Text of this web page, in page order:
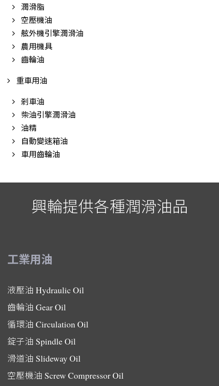
潤滑脂
空壓機油
舷外機引擎潤滑油
農用機具
齒輪油
重車用油
剎車油
柴油引擎潤滑油
油精
自動變速箱油
車用齒輪油
興輪提供各種潤滑油品
工業用油
液壓油 Hydraulic Oil
齒輪油 Gear Oil
循環油 Circulation Oil
錠子油 Spindle Oil
滑道油 Slideway Oil
空壓機油 Screw Compressor Oil